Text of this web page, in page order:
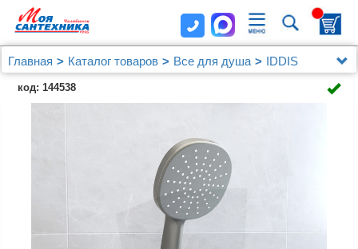
Главная Каталог товаров Все для душа
IDDIS
Держатель для лейки, графитовый, 080, IDDIS,
080GL00i53
код: 144538